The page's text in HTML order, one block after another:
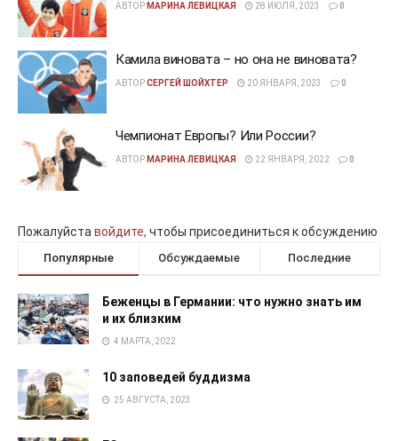
АВТОР МАРИНА ЛЕВИЦКАЯ 28 ИЮЛЯ, 2023 0
Камила виновата – но она не виновата?
АВТОРСЕРГЕЙ ШОЙХТЕР 20 ЯНВАРЯ, 2023 0
Чемпионат Европы? Или России?
АВТОР МАРИНА ЛЕВИЦКАЯ 22 ЯНВАРЯ, 2022 0
Пожалуйста войдите, чтобы присоединиться к обсуждению
Популярные Обсуждаемые Последние
Беженцы в Германии: что нужно знать им
и их близким
4 МАРТА, 2022
10 заповедей буддизма
25 АВГУСТА, 2023